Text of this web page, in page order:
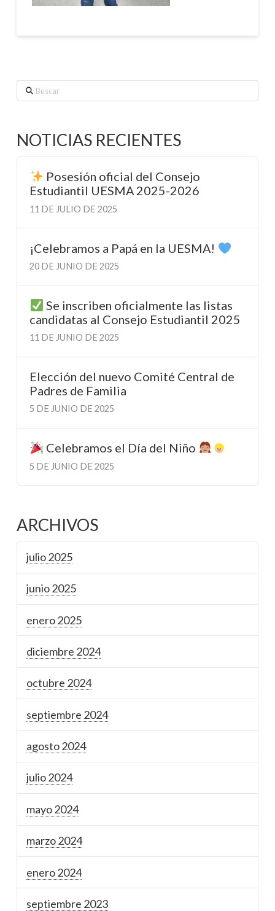
Buscar
NOTICIAS RECIENTES
Posesión oficial del Consejo
Estudiantil UESMA 2025-2026
11 DE JULIO DE 2025
¡Celebramos a Papá en la UESMA!
20 DE JUNIO DE 2025
Se inscriben oficialmente las listas
candidatas al Consejo Estudiantil 2025
11 DE JUNIO DE 2025
Elección del nuevo Comité Central de
Padres de Familia
5 DE JUNIO DE 2025
Celebramos el Día del Niño
5 DE JUNIO DE 2025
ARCHIVOS
julio 2025
junio 2025
enero 2025
diciembre 2024
octubre 2024
septiembre 2024
agosto 2024
julio 2024
mayo 2024
marzo 2024
enero 2024
septiembre 2023